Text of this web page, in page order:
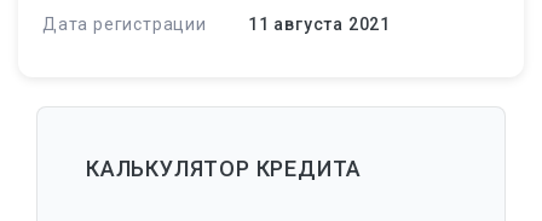
Дата регистрации 11 августа 2021
КАЛЬКУЛЯТОР КРЕДИТА